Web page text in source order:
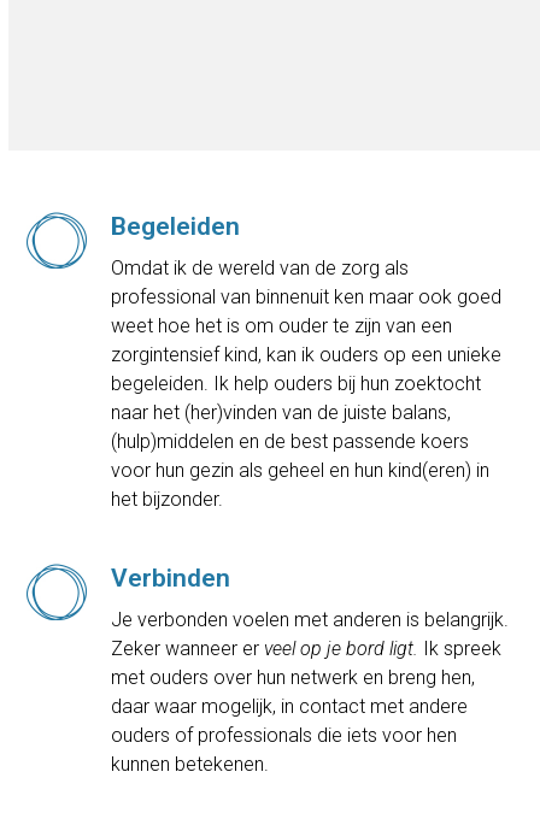
Begeleiden
Omdat ik de wereld van de zorg als
professional van binnenuit ken maar ook goed
weet hoe het is om ouder te zijn van een
zorgintensief kind, kan ik ouders op een unieke
begeleiden. Ik help ouders bij hun zoektocht
naar het (her)vinden van de juiste balans,
(hulp)middelen en de best passende koers
voor hun gezin als geheel en hun kind(eren) in
het bijzonder.
Verbinden
Je verbonden voelen met anderen is belangrijk.
Zeker wanneer er veel op je bord ligt.
Ik spreek
met ouders over hun netwerk en breng hen,
daar waar mogelijk, in contact met andere
ouders of professionals die iets voor hen
kunnen betekenen.